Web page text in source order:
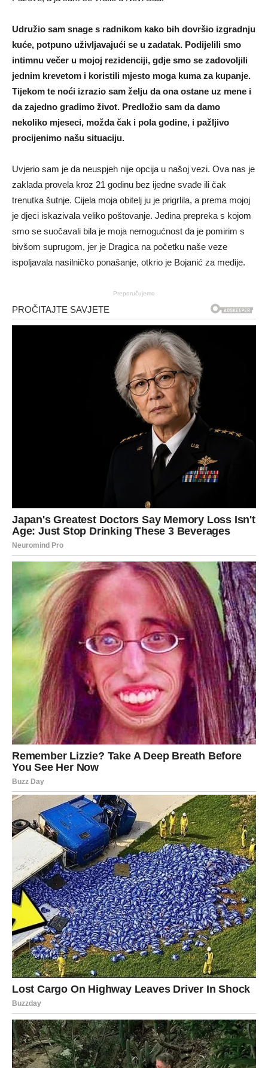
Udružio sam snage s radnikom kako bih dovršio izgradnju
kuće, potpuno uživljavajući se u zadatak. Podijelili smo
intimnu večer u mojoj rezidenciji, gdje smo se zadovoljili
jednim krevetom i koristili mjesto moga kuma za kupanje.
Tijekom te noći izrazio sam želju da ona ostane uz mene i
da zajedno gradimo život. Predložio sam da damo
nekoliko mjeseci, možda čak i pola godine, i pažljivo
procijenimo našu situaciju.
Uvjerio sam je da neuspjeh nije opcija u našoj vezi. Ova nas je
zaklada provela kroz 21 godinu bez ijedne svađe ili čak
trenutka šutnje. Cijela moja obitelj ju je prigrlila, a prema mojoj
je djeci iskazivala veliko poštovanje. Jedina prepreka s kojom
smo se suočavali bila je moja nemogućnost da je pomirim s
bivšom suprugom, jer je Dragica na početku naše veze
ispoljavala nasilničko ponašanje, otkrio je Bojanić za medije.
Preporučujemo